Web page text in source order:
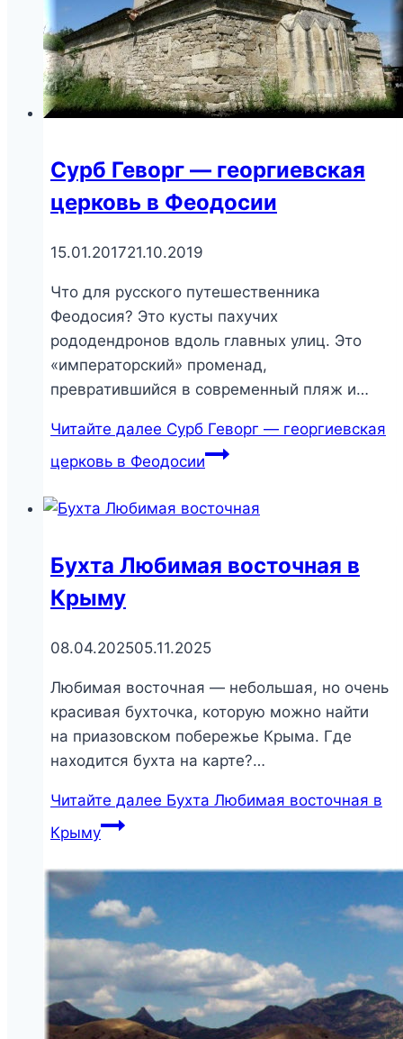
Сурб Геворг — георгиевская
церковь в Феодосии
15.01.201721.10.2019
Что для русского путешественника
Феодосия? Это кусты пахучих
рододендронов вдоль главных улиц. Это
«императорский» променад,
превратившийся в современный пляж и…
Читайте далее Сурб Геворг — георгиевская
церковь в Феодосии
Бухта Любимая восточная в
Крыму
08.04.202505.11.2025
Любимая восточная — небольшая, но очень
красивая бухточка, которую можно найти
на приазовском побережье Крыма. Где
находится бухта на карте?…
Читайте далее Бухта Любимая восточная в
Крыму